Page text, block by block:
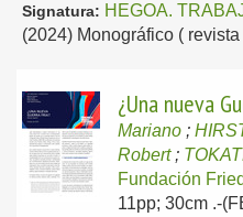
Signatura: HEGOA.
(2024) Monográfico ( revista
¿Una nueva
Mariano ;
Robert;
Fundación
11pp; 30cm .-